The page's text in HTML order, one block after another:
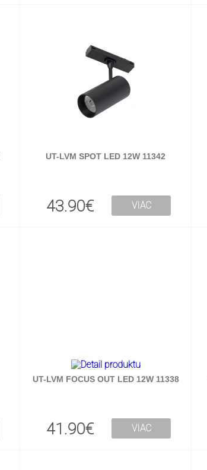
UT-LVM SPOT LED 12W 11342
43.90€ VIAC
UT-LVM FOCUS OUT LED 12W 11338
41.90€ VIAC